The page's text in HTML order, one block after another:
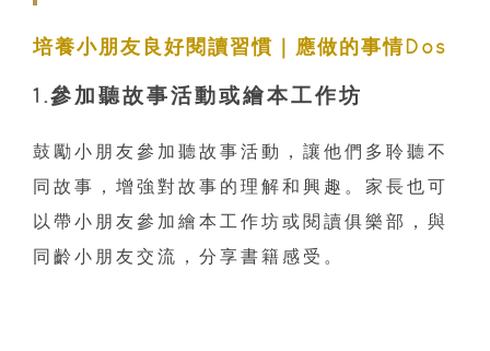
培養小朋友良好閱讀習慣｜應做的事情Dos
1.參加聽故事活動或繪本工作坊
鼓勵小朋友參加聽故事活動，讓他們多聆聽不
同故事，增強對故事的理解和興趣。家長也可
以帶小朋友參加繪本工作坊或閱讀俱樂部，與
同齡小朋友交流，分享書籍感受。